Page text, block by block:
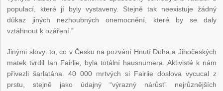
populací, které jí byly vystaveny. Stejně tak neexistuje žádný
důkaz jiných nezhoubných onemocnění, které by se daly
vztáhnout k ozáření.”
Jinými slovy: to, co v Česku na pozvání Hnutí Duha a Jihočeských
matek tvrdil Ian Fairlie, byla totální hausnumera. Aktivisté k nám
přivezli šarlatána. 40 000 mrtvých si Fairlie doslova vycucal z
prstu, stejně jako údajný “výrazný nárůst” nejrůznějších